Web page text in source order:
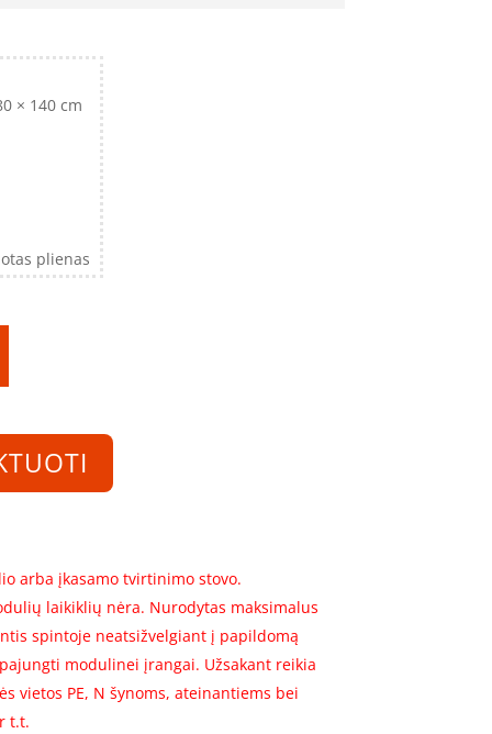
× 140 cm
plienas
arba įkasamo tvirtinimo stovo.
laikiklių nėra. Nurodytas maksimalus
spintoje neatsižvelgiant į papildomą
modulinei įrangai. Užsakant reikia
vietos PE, N šynoms, ateinantiems bei
t.t.